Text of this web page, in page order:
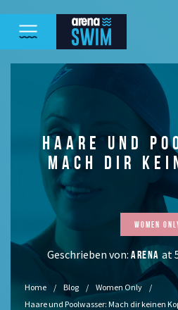
HAARE UND
MACH DIR
Women
Geschrieben von: ARENA at
Home Blog
Women Only
Haare und Poolwasser: Mach dir keinen